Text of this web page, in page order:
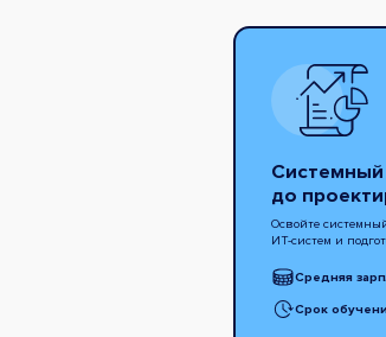
Системный
до
Освойте
ИТ-систем и
Средняя
Срок